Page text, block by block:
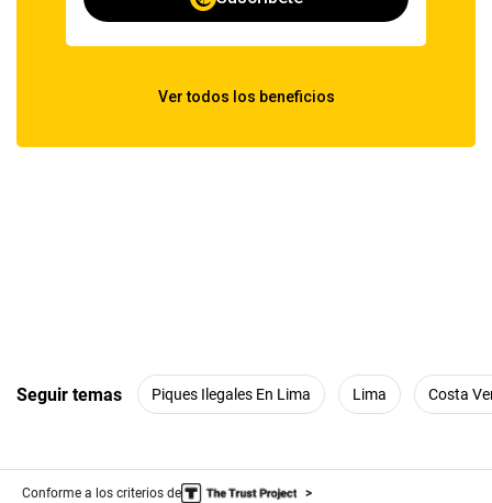
Seguir temas Piques Ilegales En Lima Lima Costa
Conforme a los criterios de